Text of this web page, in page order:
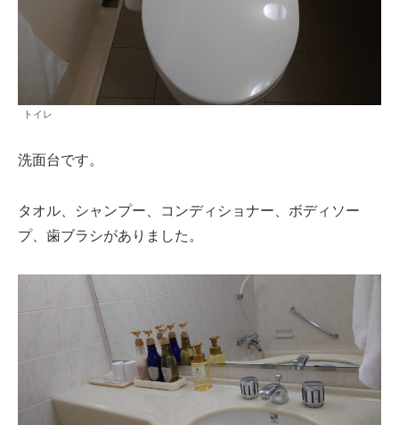
トイレ
洗面台です。
タオル、シャンプー、コンディショナー、ボディソー
プ、歯ブラシがありました。